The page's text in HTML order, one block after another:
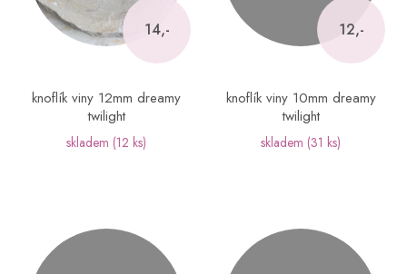
14,-
knoflík viny 12mm dreamy
twilight
skladem (12 ks)
12,-
knoflík viny 10mm dreamy
twilight
skladem (31 ks)